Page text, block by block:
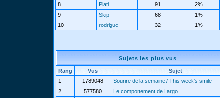
8
Plati 91
2%
9
Skip 68
1%
10
rodrigue 32 1%
Sujets les plus vus
Rang Vus
Sujet
1
1789048
Sourire de la semaine / This week's smile
2
577580 Le comportement de Largo